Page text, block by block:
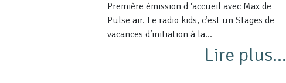
Première émission d ‘accueil avec Max de
Pulse air. Le radio kids, c’est un Stages de
vacances d’initiation à la...
Lire plus...